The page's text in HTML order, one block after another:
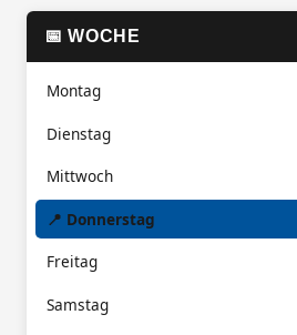
📅 WOCHE
Montag
Dienstag
Mittwoch
📍 Donnerstag
Freitag
Samstag